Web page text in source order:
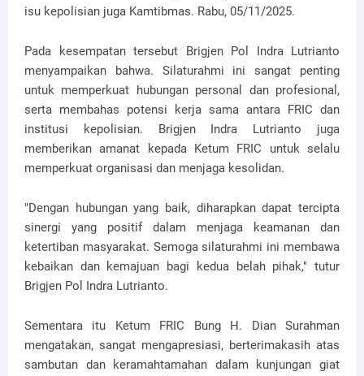
isu kepolisian juga Kamtibmas. Rabu, 05/11/2025.
Pada kesempatan tersebut Brigjen Pol Indra Lutrianto
menyampaikan bahwa. Silaturahmi ini sangat penting
untuk memperkuat hubungan personal dan profesional,
serta membahas potensi kerja sama antara FRIC dan
institusi kepolisian. Brigjen Indra Lutrianto juga
memberikan amanat kepada Ketum FRIC untuk selalu
memperkuat organisasi dan menjaga kesolidan.
"Dengan hubungan yang baik, diharapkan dapat tercipta
sinergi yang positif dalam menjaga keamanan dan
ketertiban masyarakat. Semoga silaturahmi ini membawa
kebaikan dan kemajuan bagi kedua belah pihak," tutur
Brigjen Pol Indra Lutrianto.
Sementara itu Ketum FRIC Bung H. Dian Surahman
mengatakan, sangat mengapresiasi, berterimakasih atas
sambutan dan keramahtamahan dalam kunjungan giat